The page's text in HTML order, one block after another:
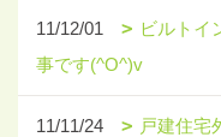
11/12/01
ビルトイ
事です(^O^)v
11/11/24 戸建住宅